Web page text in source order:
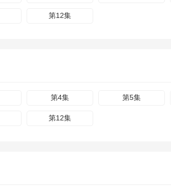
第12集
第4集 第5集
第12集